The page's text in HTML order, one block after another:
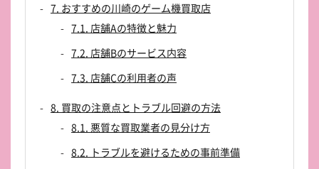
7. おすすめの川崎のゲーム機買取店
7.1. 店舗Aの特徴と魅力
7.2. 店舗Bのサービス内容
7.3. 店舗Cの利用者の声
8. 買取の注意点とトラブル回避の方法
8.1. 悪質な買取業者の見分け方
8.2. トラブルを避けるための事前準備